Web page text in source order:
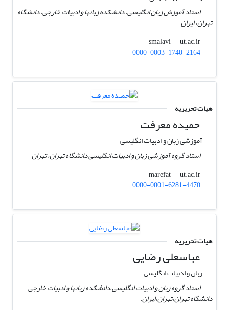
استاد آموزش زبان انگلیسی، دانشکده زبانها و ادبیات خارجی، دانشگاه
تهران، ایران
smalavi
ut.ac.ir
0000-0003-1740-2164
هیات تحریریه
حمیده معرفت
آموزشی زبان و ادبیات انگلیسی
استاد گروه آموزشی زبان و ادبیات انگلیسی دانشگاه تهران، تهران
marefat
ut.ac.ir
0000-0001-6281-4470
هیات تحریریه
عباسعلی رضایی
زبان و ادبیات انگلیسی
استاد گروه زبان و ادبیات انگلیسی،‌دانشکده زبانها و ادبیات خارجی
دانشگاه تهران،‌تهران،‌ایران.